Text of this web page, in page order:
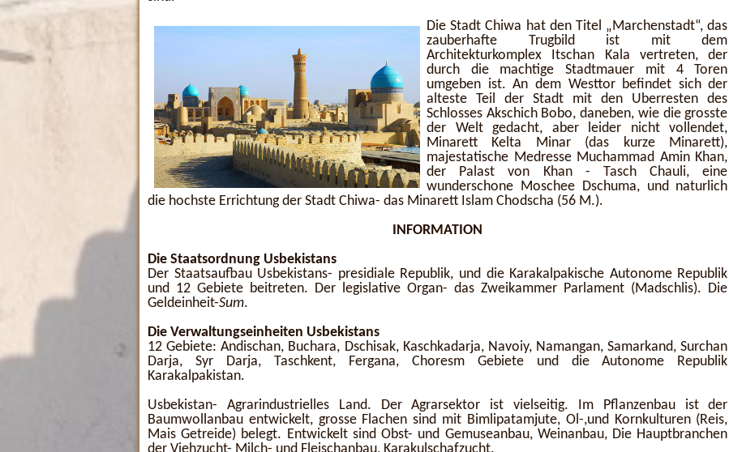
Die Stadt Chiwa hat den Titel „Marchenstadt“, das
zauberhafte Trugbild ist mit dem
Architekturkomplex Itschan Kala vertreten, der
durch die machtige Stadtmauer mit 4 Toren
umgeben ist. An dem Westtor befindet sich der
alteste Teil der Stadt mit den Uberresten des
Schlosses Akschich Bobo, daneben, wie die grosste
der Welt gedacht, aber leider nicht vollendet,
Minarett Kelta Minar (das kurze Minarett),
majestatische Medresse Muchammad Amin Khan,
der Palast von Khan - Tasch Chauli, eine
wunderschone Moschee Dschuma, und naturlich
die hochste Errichtung der Stadt Chiwa- das Minarett Islam Chodscha (56 M.).
INFORMATION
Die Staatsordnung Usbekistans
Der Staatsaufbau Usbekistans- presidiale Republik, und die Karakalpakische Autonome Republik
und 12 Gebiete beitreten. Der legislative Organ- das Zweikammer Parlament (Madschlis). Die
Geldeinheit-Sum.
Die Verwaltungseinheiten Usbekistans
12 Gebiete: Andischan, Buchara, Dschisak, Kaschkadarja, Navoiy, Namangan, Samarkand, Surchan
Darja, Syr Darja, Taschkent, Fergana, Choresm Gebiete und die Autonome Republik
Karakalpakistan.
Usbekistan- Agrarindustrielles Land. Der Agrarsektor ist vielseitig. Im Pflanzenbau ist der
Baumwollanbau entwickelt, grosse Flachen sind mit Bimlipatamjute, Ol-,und Kornkulturen (Reis,
Mais Getreide) belegt. Entwickelt sind Obst- und Gemuseanbau, Weinanbau, Die Hauptbranchen